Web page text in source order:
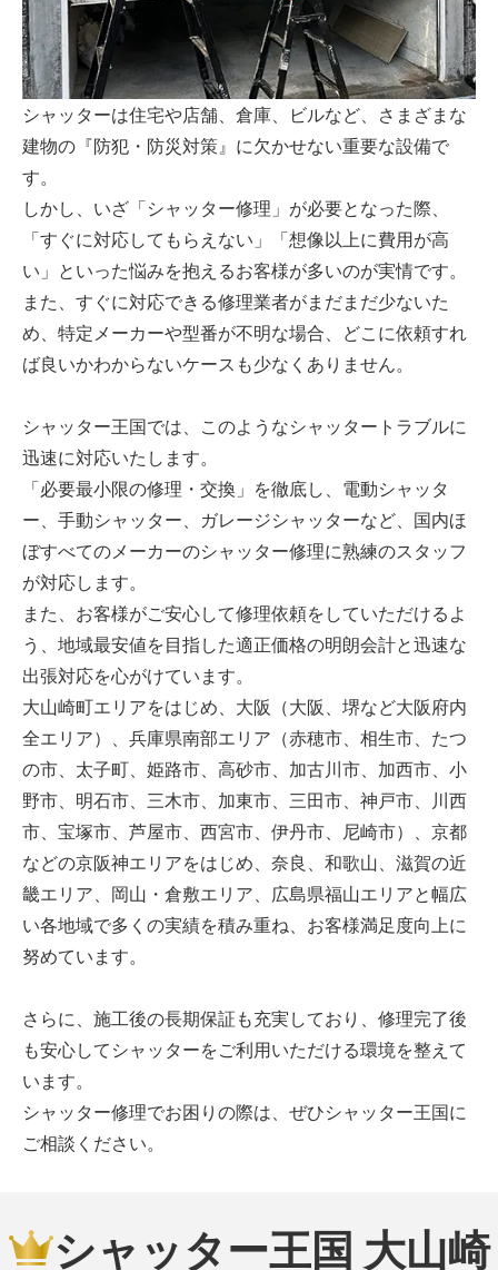
シャッターは住宅や店舗、倉庫、ビルなど、さまざまな
建物の『防犯・防災対策』に欠かせない重要な設備で
す。
しかし、いざ「シャッター修理」が必要となった際、
「すぐに対応してもらえない」「想像以上に費用が高
い」といった悩みを抱えるお客様が多いのが実情です。
また、すぐに対応できる修理業者がまだまだ少ないた
め、特定メーカーや型番が不明な場合、どこに依頼すれ
ば良いかわからないケースも少なくありません。
シャッター王国では、このようなシャッタートラブルに
迅速に対応いたします。
「必要最小限の修理・交換」を徹底し、電動シャッタ
ー、手動シャッター、ガレージシャッターなど、国内ほ
ぼすべてのメーカーのシャッター修理に熟練のスタッフ
が対応します。
また、お客様がご安心して修理依頼をしていただけるよ
う、地域最安値を目指した適正価格の明朗会計と迅速な
出張対応を心がけています。
大山崎町エリアをはじめ、大阪（大阪、堺など大阪府内
全エリア）、兵庫県南部エリア（赤穂市、相生市、たつ
の市、太子町、姫路市、高砂市、加古川市、加西市、小
野市、明石市、三木市、加東市、三田市、神戸市、川西
市、宝塚市、芦屋市、西宮市、伊丹市、尼崎市）、京都
などの京阪神エリアをはじめ、奈良、和歌山、滋賀の近
畿エリア、岡山・倉敷エリア、広島県福山エリアと幅広
い各地域で多くの実績を積み重ね、お客様満足度向上に
努めています。
さらに、施工後の長期保証も充実しており、修理完了後
も安心してシャッターをご利用いただける環境を整えて
います。
シャッター修理でお困りの際は、ぜひシャッター王国に
ご相談ください。
シャッター王国 大山崎